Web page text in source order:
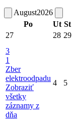
August2026
Po
Ut St
27
28 29
3
1
Zber
elektroodpadu
Zobraziť
všetky
záznamy z
dňa
4 5